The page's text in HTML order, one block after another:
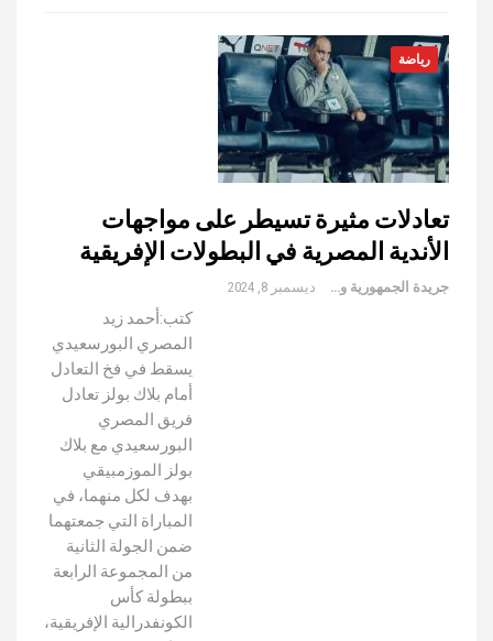
رياضة
تعادلات مثيرة تسيطر على مواجهات
الأندية المصرية في البطولات الإفريقية
جريدة الجمهورية والعالم ديسمبر 8, 2024
كتب:أحمد زيد
المصري البورسعيدي
يسقط في فخ التعادل
أمام بلاك بولز تعادل
فريق المصري
البورسعيدي مع بلاك
بولز الموزمبيقي
بهدف لكل منهما، في
المباراة التي جمعتهما
ضمن الجولة الثانية
من المجموعة الرابعة
ببطولة كأس
الكونفدرالية الإفريقية،